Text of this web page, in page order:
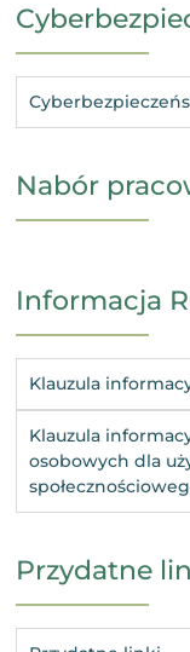
Nabór
Informacja
Klauzula
Klauzula
osobowych dla
Przydatne